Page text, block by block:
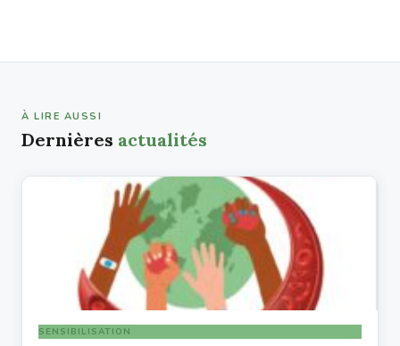
À LIRE AUSSI
Dernières actualités
SENSIBILISATION